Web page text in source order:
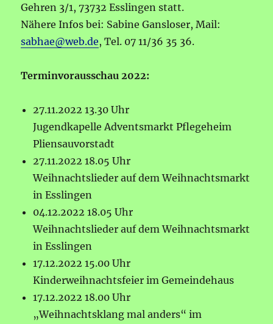
Gehren 3/1, 73732 Esslingen statt.
Nähere Infos bei: Sabine Gansloser, Mail:
sabhae@web.de, Tel. 07 11/36 35 36.
Terminvorausschau 2022:
27.11.2022 13.30 Uhr
Jugendkapelle Adventsmarkt Pflegeheim
Pliensauvorstadt
27.11.2022 18.05 Uhr
Weihnachtslieder auf dem Weihnachtsmarkt
in Esslingen
04.12.2022 18.05 Uhr
Weihnachtslieder auf dem Weihnachtsmarkt
in Esslingen
17.12.2022 15.00 Uhr
Kinderweihnachtsfeier im Gemeindehaus
17.12.2022 18.00 Uhr
„Weihnachtsklang mal anders“ im